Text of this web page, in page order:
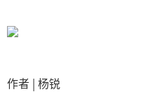
作者 | 杨锐